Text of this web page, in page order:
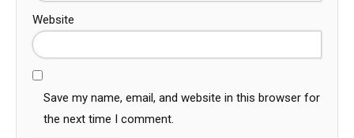
Website
Save my name, email, and website in this browser for
the next time I comment.